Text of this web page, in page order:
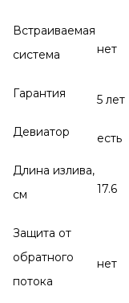
Встраиваемая
система
нет
Гарантия 5 лет
Девиатор есть
Длина излива,
см
17.6
Защита от
обратного
потока
нет